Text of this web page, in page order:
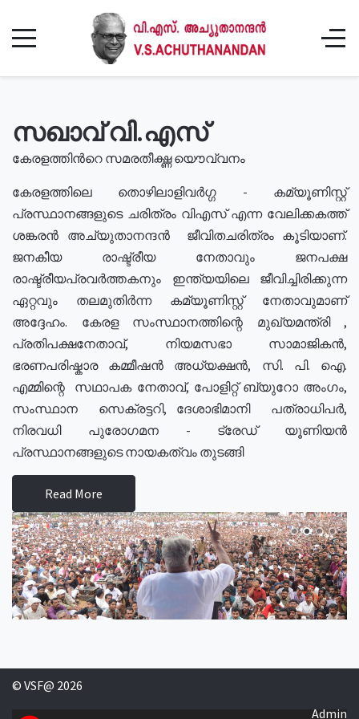
സഖാവ് വി.എസ്
കേരളത്തിൻറെ സമരതീക്ഷ്ണ യൌവ്വനം
കേരളത്തിലെ തൊഴിലാളിവർഗ്ഗ - കമ്യൂണിസ്റ്റ്
പ്രസ്ഥാനങ്ങളുടെ ചരിത്രം വിഎസ് എന്ന വേലിക്കകത്ത്
ശങ്കരൻ അച്യുതാനന്ദൻ ജീവിതചരിത്രം കൂടിയാണ്.
ജനകീയ രാഷ്ട്രീയ നേതാവും ജനപക്ഷ
രാഷ്ട്രീയപ്രവർത്തകനും ഇന്ത്യയിലെ ജീവിച്ചിരിക്കുന്ന
ഏറ്റവും തലമുതിർന്ന കമ്യൂണിസ്റ്റ് നേതാവുമാണ്
അദ്ദേഹം. കേരള സംസ്ഥാനത്തിന്റെ മുഖ്യമന്ത്രി ,
പ്രതിപക്ഷനേതാവ്, നിയമസഭാ സാമാജികൻ,
ഭരണപരിഷ്കാര കമ്മീഷൻ അധ്യക്ഷൻ, സി. പി. ഐ.
എമ്മിന്റെ സഥാപക നേതാവ്, പോളിറ്റ് ബ്യുറോ അംഗം,
സംസ്ഥാന സെക്രട്ടറി, ദേശാഭിമാനി പത്രാധിപർ,
നിരവധി പുരോഗമന - ട്രേഡ് യൂണിയൻ
പ്രസ്ഥാനങ്ങളുടെ നായകത്വം തുടങ്ങി
Read More
© VSF@ 2026
Admin